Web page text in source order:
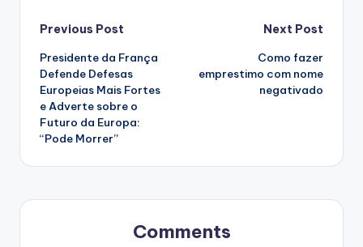
Post
navigation
Previous Post
Presidente da França
Defende Defesas
Europeias Mais Fortes
e Adverte sobre o
Futuro da Europa:
“Pode Morrer”
Next Post
Como fazer
emprestimo com nome
negativado
Comments